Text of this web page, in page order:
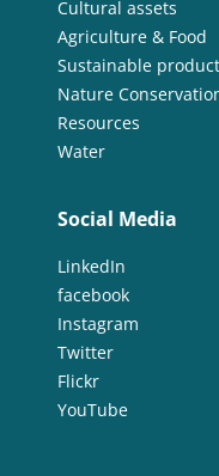
Cultural assets
Agriculture & Food
Sustainable
Nature
Resources
Water
Social Media
LinkedIn
facebook
Instagram
Twitter
Flickr
YouTube